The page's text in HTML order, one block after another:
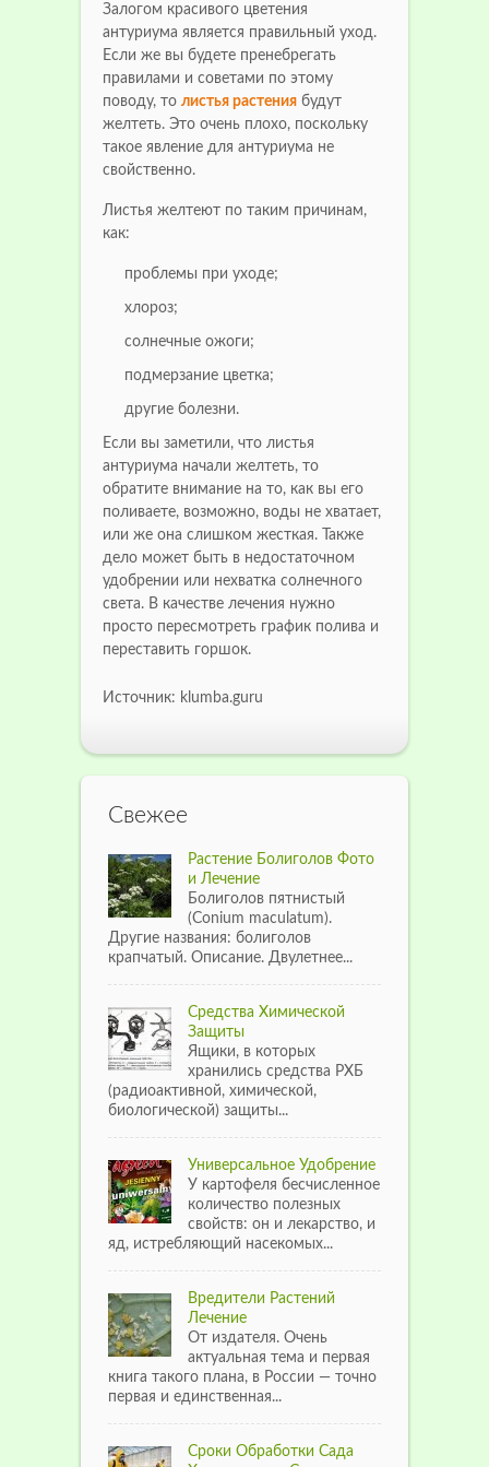
Залогом красивого цветения
антуриума является правильный уход.
Если же вы будете пренебрегать
правилами и советами по этому
поводу, то листья растения будут
желтеть. Это очень плохо, поскольку
такое явление для антуриума не
свойственно.
Листья желтеют по таким причинам,
как:
проблемы при уходе;
хлороз;
солнечные ожоги;
подмерзание цветка;
другие болезни.
Если вы заметили, что листья
антуриума начали желтеть, то
обратите внимание на то, как вы его
поливаете, возможно, воды не хватает,
или же она слишком жесткая. Также
дело может быть в недостаточном
удобрении или нехватка солнечного
света. В качестве лечения нужно
просто пересмотреть график полива и
переставить горшок.
Источник: klumba.guru
Свежее
Растение Болиголов Фото
и Лечение
Болиголов пятнистый
(Conium maculatum).
Другие названия: болиголов
крапчатый. Описание. Двулетнее...
Средства Химической
Защиты
Ящики, в которых
хранились средства РХБ
(радиоактивной, химической,
биологической) защиты...
Универсальное Удобрение
У картофеля бесчисленное
количество полезных
свойств: он и лекарство, и
яд, истребляющий насекомых...
Вредители Растений
Лечение
От издателя. Очень
актуальная тема и первая
книга такого плана, в России — точно
первая и единственная...
Сроки Обработки Сада